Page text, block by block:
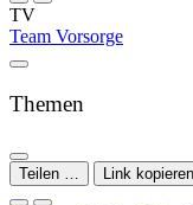
TV
Team Vorsorge
Themen
Teilen … Link kopieren